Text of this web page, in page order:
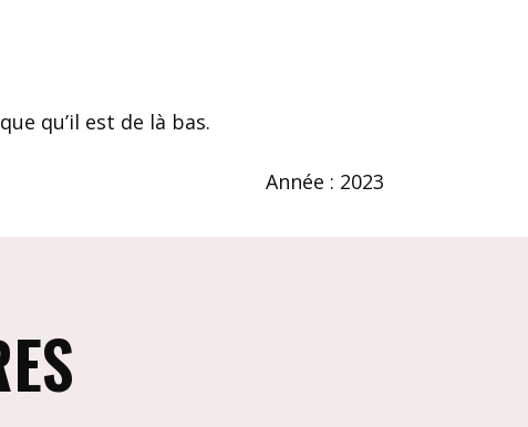
qu’il est de là bas.
Année : 2023